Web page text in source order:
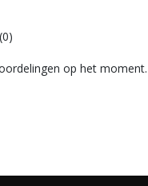
op het moment.